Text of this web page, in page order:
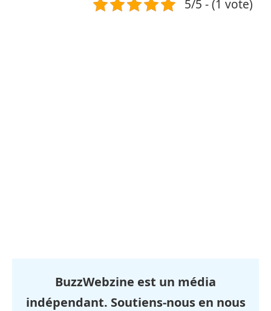
5/5 - (1 vote)
BuzzWebzine est un média
indépendant. Soutiens-nous en nous